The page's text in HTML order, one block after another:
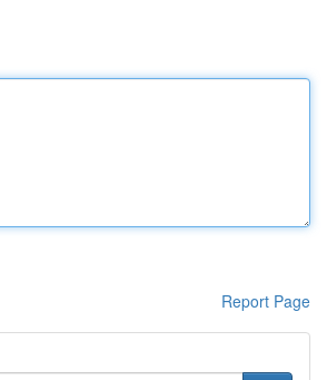
Report Page